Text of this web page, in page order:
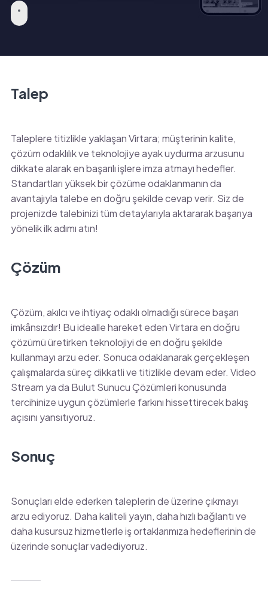
Talep
Taleplere titizlikle yaklaşan Virtara; müşterinin kalite,
çözüm odaklılık ve teknolojiye ayak uydurma arzusunu
dikkate alarak en başarılı işlere imza atmayı hedefler.
Standartları yüksek bir çözüme odaklanmanın da
avantajıyla talebe en doğru şekilde cevap verir. Siz de
projenizde talebinizi tüm detaylarıyla aktararak başarıya
yönelik ilk adımı atın!
Çözüm
Çözüm, akılcı ve ihtiyaç odaklı olmadığı sürece başarı
imkânsızdır! Bu idealle hareket eden Virtara en doğru
çözümü üretirken teknolojiyi de en doğru şekilde
kullanmayı arzu eder. Sonuca odaklanarak gerçekleşen
çalışmalarda süreç dikkatli ve titizlikle devam eder. Video
Stream ya da Bulut Sunucu Çözümleri konusunda
tercihinize uygun çözümlerle farkını hissettirecek bakış
açısını yansıtıyoruz.
Sonuç
Sonuçları elde ederken taleplerin de üzerine çıkmayı
arzu ediyoruz. Daha kaliteli yayın, daha hızlı bağlantı ve
daha kusursuz hizmetlerle iş ortaklarımıza hedeflerinin de
üzerinde sonuçlar vadediyoruz.